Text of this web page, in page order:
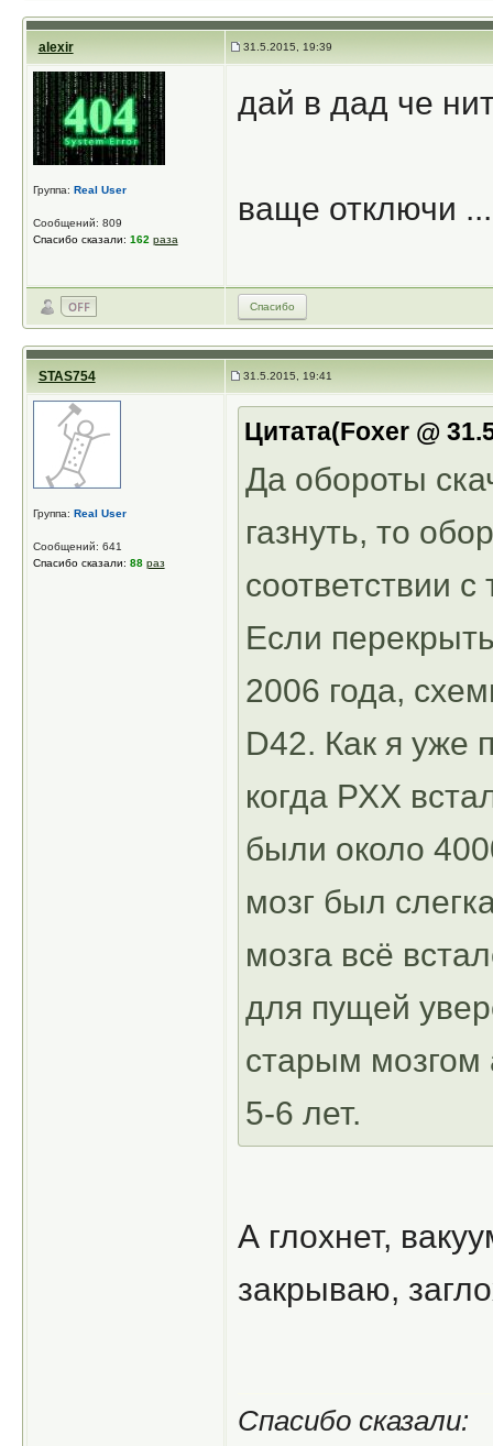
alexir 31.5.2015, 19:39
Группа: Real User
Сообщений: 809
Спасибо сказали: 162 раза
дай в дад че
ваще отключи
Спасибо
STAS754 31.5.2015, 19:41
Группа: Real User
Сообщений: 641
Спасибо сказали: 88 раз
Цитата(Foxer @
Да обороты
газнуть, то
соответствии
Если
2006 года,
D42. Как я уже
когда РХХ
были около
мозг был
мозга всё
для пущей
старым мозгом
5-6 лет.
А глохнет,
закрываю,
Спасибо сказали: